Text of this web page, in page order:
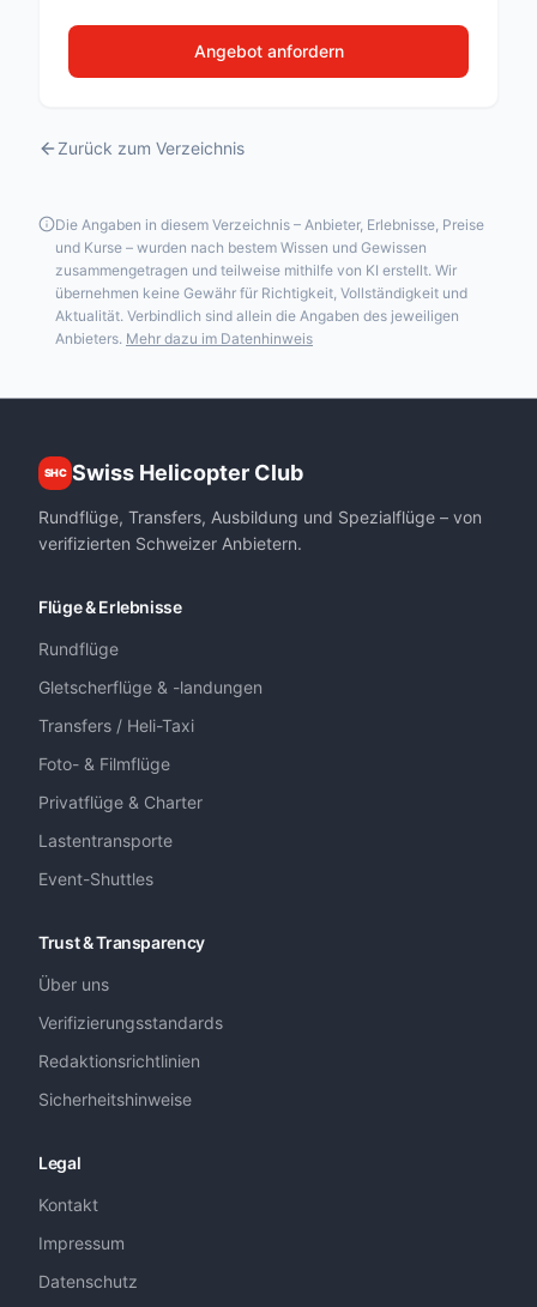
Angebot anfordern
Zurück zum Verzeichnis
Die Angaben in diesem Verzeichnis – Anbieter, Erlebnisse, Preise
und Kurse – wurden nach bestem Wissen und Gewissen
zusammengetragen und teilweise mithilfe von KI erstellt. Wir
übernehmen keine Gewähr für Richtigkeit, Vollständigkeit und
Aktualität. Verbindlich sind allein die Angaben des jeweiligen
Anbieters. Mehr dazu im Datenhinweis
SHC Swiss Helicopter Club
Rundflüge, Transfers, Ausbildung und Spezialflüge – von
verifizierten Schweizer Anbietern.
Flüge & Erlebnisse
Rundflüge
Gletscherflüge & -landungen
Transfers / Heli-Taxi
Foto- & Filmflüge
Privatflüge & Charter
Lastentransporte
Event-Shuttles
Trust & Transparency
Über uns
Verifizierungsstandards
Redaktionsrichtlinien
Sicherheitshinweise
Legal
Kontakt
Impressum
Datenschutz